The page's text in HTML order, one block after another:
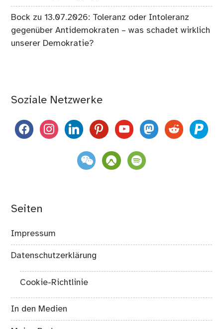
Bock zu13.07.2026: Toleranz oder Intoleranz
gegenüber Antidemokraten – was schadet wirklich
unserer Demokratie?
Soziale Netzwerke
facebookinstagramlinkedinpinterestyoutubemastodon
reddit paypal
weixin komootspotify
Seiten
Impressum
Datenschutzerklärung
Cookie-Richtlinie
In den Medien